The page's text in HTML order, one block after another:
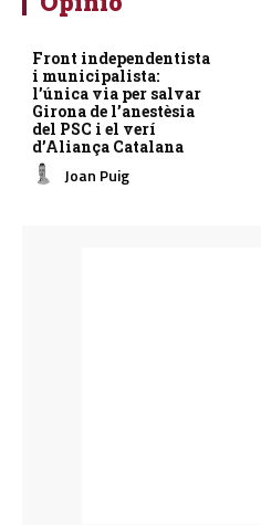
Front independentista
i municipalista:
l’única via per salvar
Girona de l’anestèsia
del PSC i el verí
d’Aliança Catalana
Joan Puig